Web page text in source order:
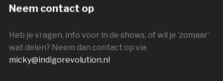
Neem contact op
Heb je vragen, info voor in de shows, of wil je ‘zomaar’
wat delen? Neem dan contact op via
micky@indigorevolution.nl